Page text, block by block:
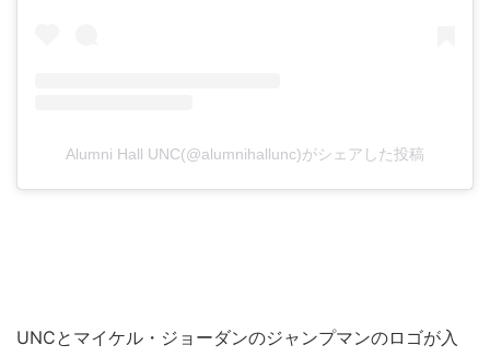
Alumni Hall UNC(@alumnihallunc)がシェアした投稿
UNCとマイケル・ジョーダンのジャンプマンのロゴが入